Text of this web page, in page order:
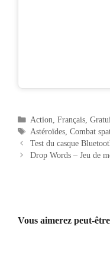
Catégories
Action,Français,
Étiquettes
Astéroïdes,Combat
Navigation
des
Test du casque
Drop Words – Jeu de
Vous aimerez peut-